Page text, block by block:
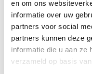
en om ons
informatie over uw
partners voor social
partners kunnen deze
informatie die u aan ze
verzameld op basis
winactie van Pavo
Quality Time met
producten bij
Transport en
Lees meer